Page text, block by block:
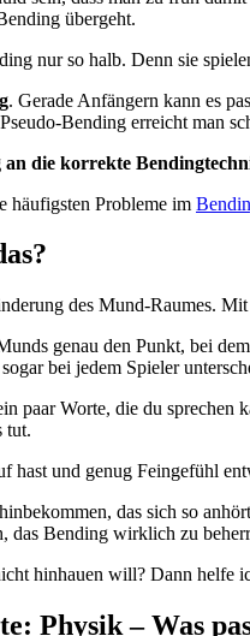
übergeht.
nur so halb. Denn sie
. Gerade Anfängern kann es
Bending erreicht man
die korrekte
häufigsten Probleme im
des Mund-Raumes.
genau den Punkt, bei
bei jedem Spieler
paar Worte, die du
tut.
hast und genug Feingefühl
das sich so
das Bending wirklich zu
hinhauen will? Dann helfe
Physik – Was